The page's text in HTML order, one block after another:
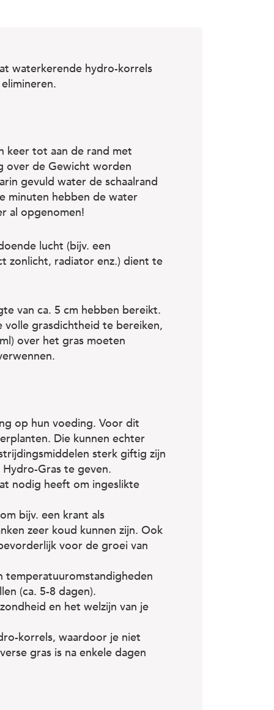
waterkerende hydro-korrels
keer tot aan de rand met
over de Gewicht worden
gevuld water de schaalrand
minuten hebben de water
al opgenomen!
lucht (bijv. een
zonlicht, radiator enz.) dient te
van ca. 5 cm hebben bereikt.
grasdichtheid te bereiken,
over het gras moeten
op hun voeding. Voor dit
Die kunnen echter
sterk giftig zijn
Gras te geven.
nodig heeft om ingeslikte
bijv. een krant als
zeer koud kunnen zijn. Ook
voor de groei van
temperatuuromstandigheden
(ca. 5-8 dagen).
en het welzijn van je
korrels, waardoor je niet
gras is na enkele dagen